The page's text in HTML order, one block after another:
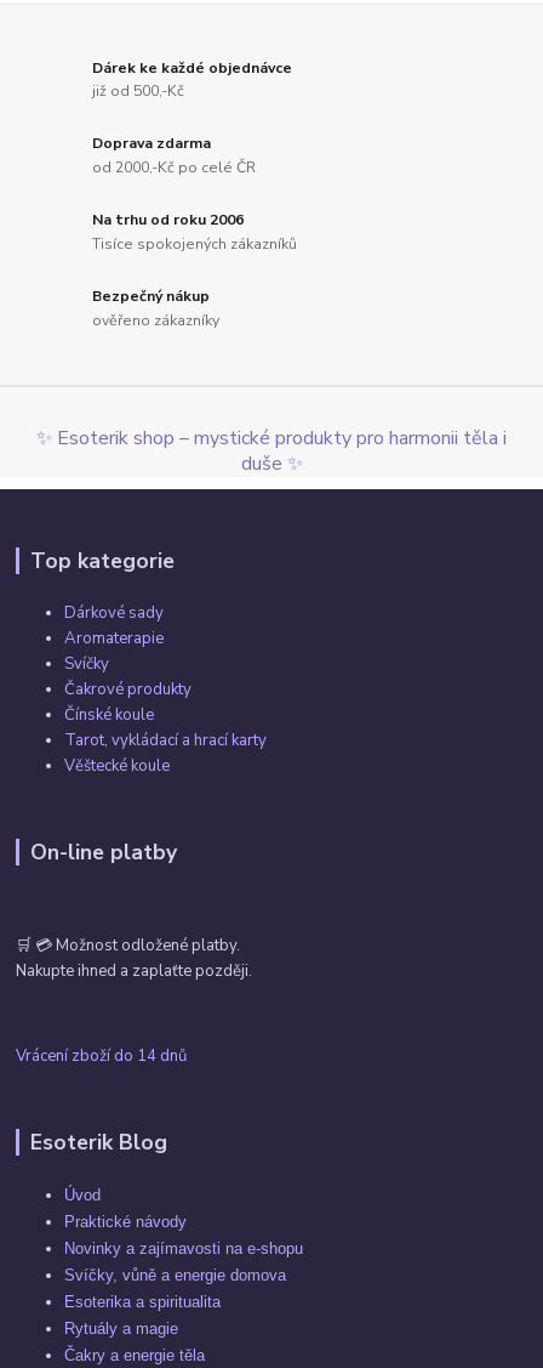
Dárek ke každé objednávce
již od 500,-Kč
Doprava zdarma
od 2000,-Kč po celé ČR
Na trhu od roku 2006
Tisíce spokojených zákazníků
Bezpečný nákup
ověřeno zákazníky
✨ Esoterik shop – mystické produkty pro harmonii těla i
duše ✨
Top kategorie
Dárkové sady
Aromaterapie
Svíčky
Čakrové produkty
Čínské koule
Tarot, vykládací a hrací karty
Věštecké koule
On-line platby
🛒 💳 Možnost odložené platby.
Nakupte ihned a zaplaťte později.
Vrácení zboží do 14 dnů
Esoterik Blog
Úvod
Praktické návody
Novinky a zajímavosti na e-shopu
Svíčky, vůně a energie domova
Esoterika a spiritualita
Rytuály a magie
Čakry a energie těla